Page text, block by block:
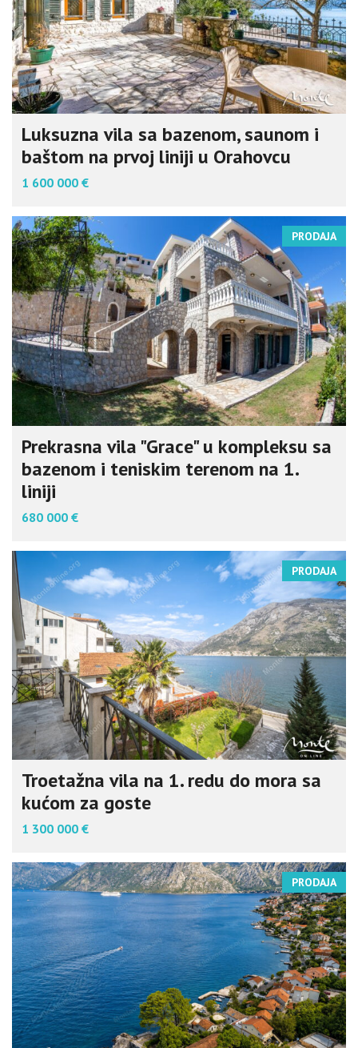
Luksuzna vila sa bazenom, saunom i
baštom na prvoj liniji u Orahovcu
1 600 000 €
PRODAJA
Prekrasna vila "Grace" u kompleksu sa
bazenom i teniskim terenom na 1.
liniji
680 000 €
PRODAJA
Troetažna vila na 1. redu do mora sa
kućom za goste
1 300 000 €
PRODAJA